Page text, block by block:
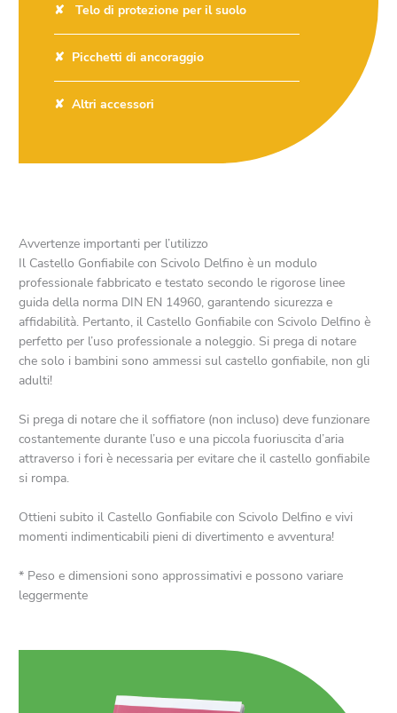
Telo di protezione per il suolo
Picchetti di ancoraggio
Altri accessori
Avvertenze importanti per l’utilizzo
Il Castello Gonfiabile con Scivolo Delfino è un modulo
professionale fabbricato e testato secondo le rigorose linee
guida della norma DIN EN 14960, garantendo sicurezza e
affidabilità. Pertanto, il Castello Gonfiabile con Scivolo Delfino è
perfetto per l’uso professionale a noleggio. Si prega di notare
che solo i bambini sono ammessi sul castello gonfiabile, non gli
adulti!
Si prega di notare che il soffiatore (non incluso) deve funzionare
costantemente durante l’uso e una piccola fuoriuscita d’aria
attraverso i fori è necessaria per evitare che il castello gonfiabile
si rompa.
Ottieni subito il Castello Gonfiabile con Scivolo Delfino e vivi
momenti indimenticabili pieni di divertimento e avventura!
* Peso e dimensioni sono approssimativi e possono variare
leggermente